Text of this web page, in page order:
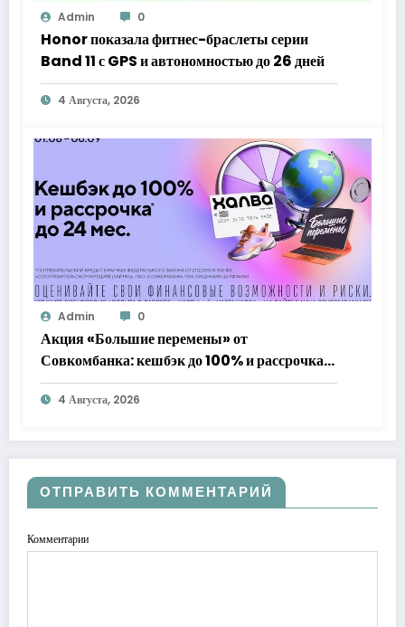
Admin 0
Honor показала фитнес-браслеты серии
Band 11 с GPS и автономностью до 26 дней
4 Августа, 2026
Admin 0
Акция «Большие перемены» от
Совкомбанка: кешбэк до 100% и рассрочка
до 24 месяцев с «Халвой»
4 Августа, 2026
ОТПРАВИТЬ КОММЕНТАРИЙ
Комментарии